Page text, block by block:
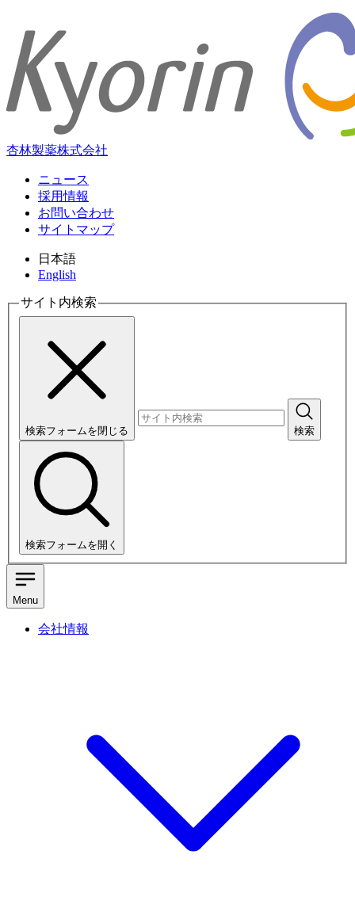
杏林製薬株式会社
ニュース
採用情報
お問い合わせ
サイトマップ
日本語
English
サイト内検索
検索フォームを閉じる 検索
検索フォームを開く
Menu
会社情報